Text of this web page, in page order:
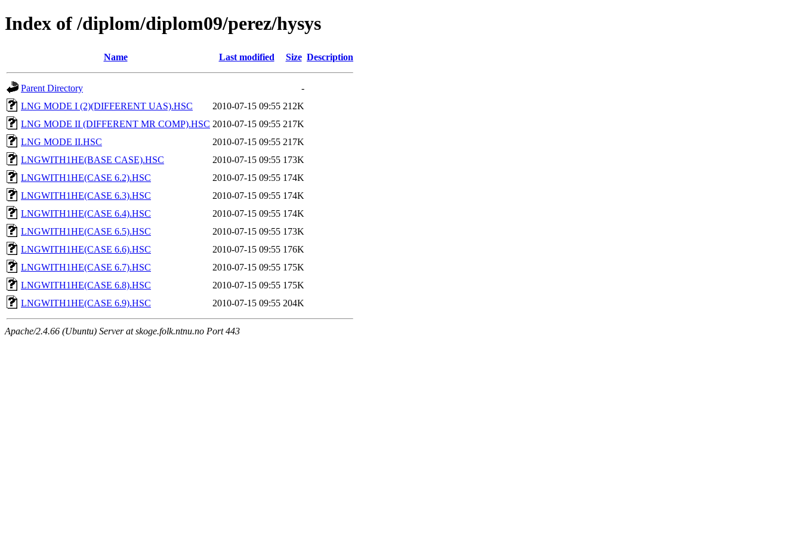
Index of /diplom/diplom09/perez/hysys
Name Last modified Size Description
Parent Directory
-
LNG MODE I (2)(DIFFERENT UAS).HSC
2010-07-15 09:55 212K
LNG MODE II (DIFFERENT MR COMP).HSC 2010-07-15 09:55 217K
LNG MODE II.HSC
2010-07-15 09:55 217K
LNGWITH1HE(BASE CASE).HSC
2010-07-15 09:55 173K
LNGWITH1HE(CASE 6.2).HSC
2010-07-15 09:55 174K
LNGWITH1HE(CASE 6.3).HSC
2010-07-15 09:55 174K
LNGWITH1HE(CASE 6.4).HSC
2010-07-15 09:55 174K
LNGWITH1HE(CASE 6.5).HSC
2010-07-15 09:55 173K
LNGWITH1HE(CASE 6.6).HSC
2010-07-15 09:55 176K
LNGWITH1HE(CASE 6.7).HSC
2010-07-15 09:55 175K
LNGWITH1HE(CASE 6.8).HSC
2010-07-15 09:55 175K
LNGWITH1HE(CASE 6.9).HSC
2010-07-15 09:55 204K
Apache/2.4.66 (Ubuntu) Server at skoge.folk.ntnu.no Port 443